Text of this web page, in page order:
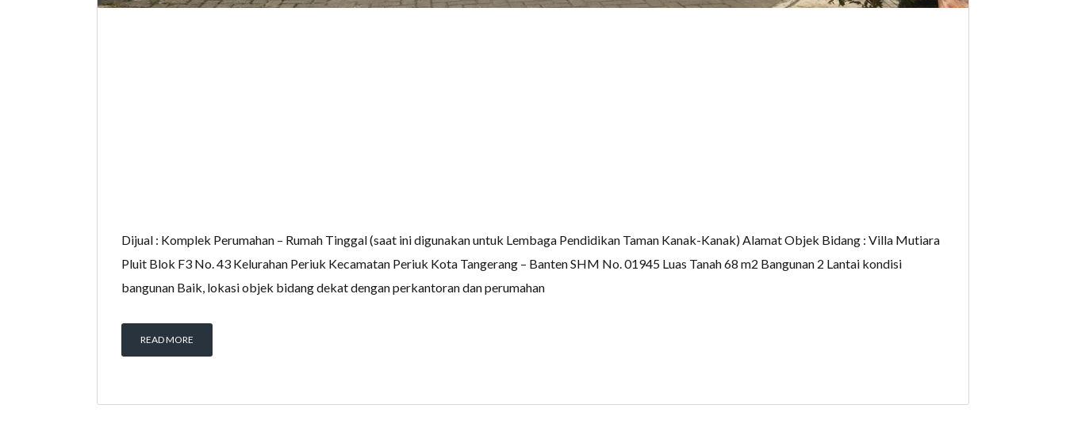
Dijual : Komplek Perumahan – Rumah Tinggal (saat ini digunakan untuk Lembaga Pendidikan Taman Kanak-Kanak) Alamat Objek Bidang : Villa Mutiara
Pluit Blok F3 No. 43 Kelurahan Periuk Kecamatan Periuk Kota Tangerang – Banten SHM No. 01945 Luas Tanah 68 m2 Bangunan 2 Lantai kondisi
bangunan Baik, lokasi objek bidang dekat dengan perkantoran dan perumahan
READ MORE